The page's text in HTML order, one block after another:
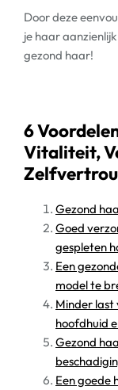
Door deze
je haar
gezond haar!
6
Vitaliteit,
Gezond
Goed
gespleten
Een
model te
Minder last
hoofdhuid
Gezond
Een goede